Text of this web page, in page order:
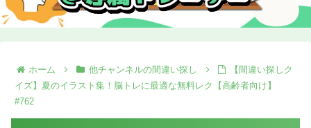
ホーム 他チャンネルの間違い探し
【間違い探しク
イズ】夏のイラスト集！脳トレに最適な無料レク【高齢者向け】
#762